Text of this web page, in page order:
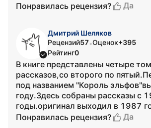
Понравилась рецензия?
Да
Дмитрий Шеляков
Рецензий57•Оценок+395
Рейтинг0
В книге представлены четыре
рассказов,со второго по
под названием "Король
году.Здесь собраны рассказы с
годы.оригинал выходил в 1987
Понравилась рецензия?
Да